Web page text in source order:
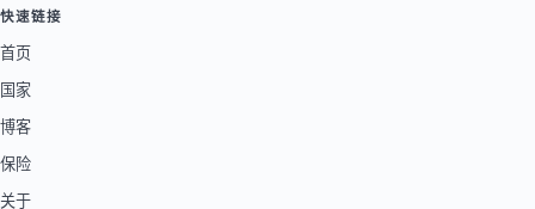
快速链接
首页
国家
博客
保险
关于